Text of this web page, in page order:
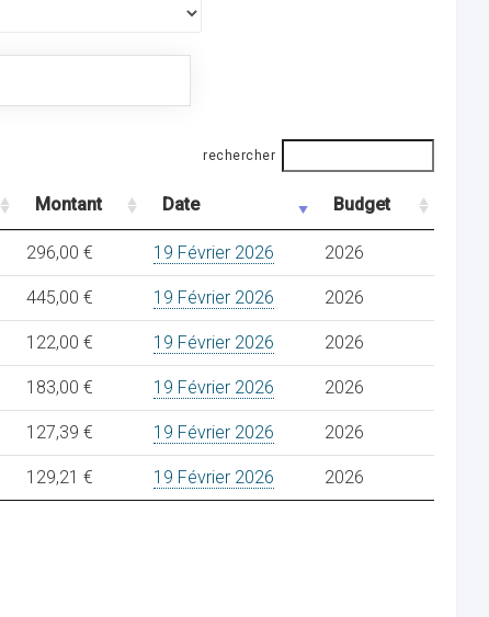
rechercher
Montant Date Budget
296,00 € 19 Février 2026 2026
445,00 € 19 Février 2026 2026
122,00 € 19 Février 2026 2026
183,00 € 19 Février 2026 2026
127,39 € 19 Février 2026 2026
129,21 € 19 Février 2026 2026